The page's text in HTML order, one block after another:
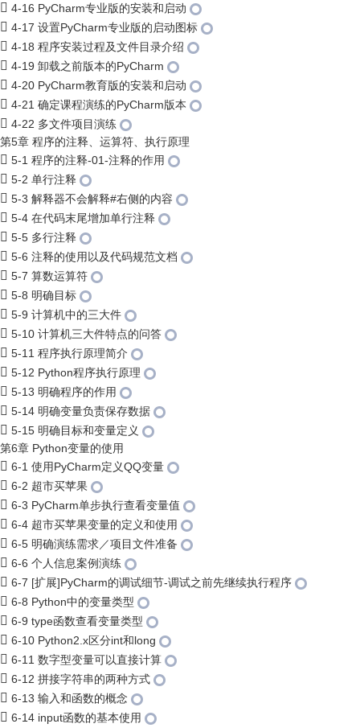
4-16 PyCharm专业版的安装和启动
4-17 设置PyCharm专业版的启动图标
4-18 程序安装过程及文件目录介绍
4-19 卸载之前版本的PyCharm
4-20 PyCharm教育版的安装和启动
4-21 确定课程演练的PyCharm版本
4-22 多文件项目演练
第5章 程序的注释、运算符、执行原理
5-1 程序的注释-01-注释的作用
5-2 单行注释
5-3 解释器不会解释#右侧的内容
5-4 在代码末尾增加单行注释
5-5 多行注释
5-6 注释的使用以及代码规范文档
5-7 算数运算符
5-8 明确目标
5-9 计算机中的三大件
5-10 计算机三大件特点的问答
5-11 程序执行原理简介
5-12 Python程序执行原理
5-13 明确程序的作用
5-14 明确变量负责保存数据
5-15 明确目标和变量定义
第6章 Python变量的使用
6-1 使用PyCharm定义QQ变量
6-2 超市买苹果
6-3 PyCharm单步执行查看变量值
6-4 超市买苹果变量的定义和使用
6-5 明确演练需求／项目文件准备
6-6 个人信息案例演练
6-7 [扩展]PyCharm的调试细节-调试之前先继续执行程序
6-8 Python中的变量类型
6-9 type函数查看变量类型
6-10 Python2.x区分int和long
6-11 数字型变量可以直接计算
6-12 拼接字符串的两种方式
6-13 输入和函数的概念
6-14 input函数的基本使用